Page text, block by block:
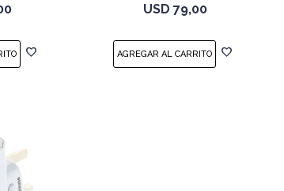
USD 79,00